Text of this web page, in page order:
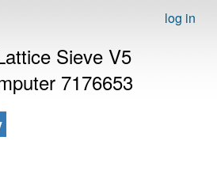
log in
Sieve V5
7176653